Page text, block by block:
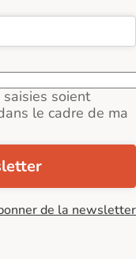
soient
le cadre de ma
de la newsletter